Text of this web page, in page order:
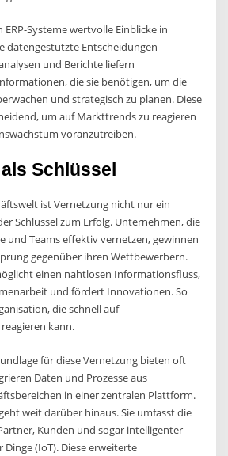
Systeme wertvolle Einblicke in
datengestützte Entscheidungen
und Berichte liefern
die sie benötigen, um die
und strategisch zu planen. Diese
um auf Markttrends zu reagieren
voranzutreiben.
Schlüssel
ist Vernetzung nicht nur ein
Schlüssel zum Erfolg. Unternehmen, die
und Teams effektiv vernetzen, gewinnen
gegenüber ihren Wettbewerbern.
einen nahtlosen Informationsfluss,
und fördert Innovationen. So
die schnell auf
kann.
für diese Vernetzung bieten oft
Daten und Prozesse aus
in einer zentralen Plattform.
weit darüber hinaus. Sie umfasst die
Kunden und sogar intelligenter
(IoT). Diese erweiterte